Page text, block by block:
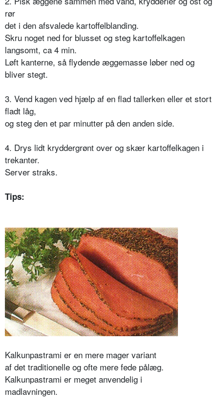
rør
det i den afsvalede kartoffelblanding.
Skru noget ned for blusset og steg kartoffelkagen
langsomt, ca 4 min.
Løft kanterne, så flydende æggemasse løber ned og
bliver stegt.
3. Vend kagen ved hjælp af en flad tallerken eller et stort
fladt låg,
og steg den et par minutter på den anden side.
4. Drys lidt kryddergrønt over og skær kartoffelkagen i
trekanter.
Server straks.
Tips:
Kalkunpastrami er en mere mager variant
af det traditionelle og ofte mere fede pålæg.
Kalkunpastrami er meget anvendelig i
madlavningen.